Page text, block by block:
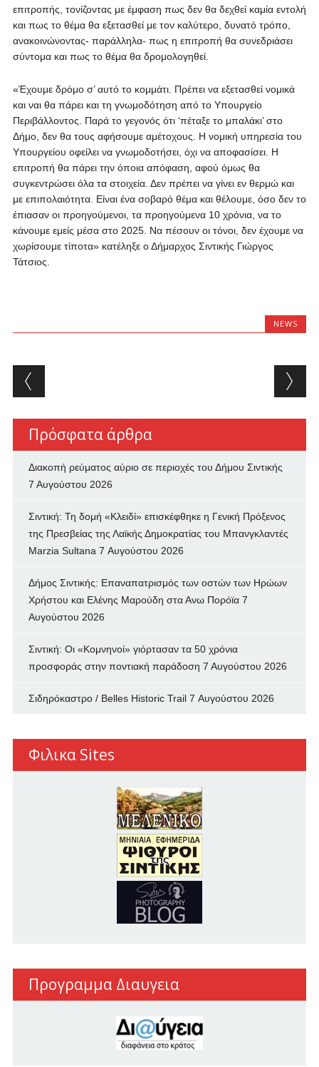
επιτροπής, τονίζοντας με έμφαση πως δεν θα δεχθεί καμία εντολή
και πως το θέμα θα εξετασθεί με τον καλύτερο, δυνατό τρόπο,
ανακοινώνοντας- παράλληλα- πως η επιτροπή θα συνεδριάσει
σύντομα και πως το θέμα θα δρομολογηθεί.
«Έχουμε δρόμο σ’ αυτό το κομμάτι. Πρέπει να εξετασθεί νομικά
και ναι θα πάρει και τη γνωμοδότηση από το Υπουργείο
Περιβάλλοντος. Παρά το γεγονός ότι ‘πέταξε το μπαλάκι’ στο
Δήμο, δεν θα τους αφήσουμε αμέτοχους. Η νομική υπηρεσία του
Υπουργείου οφείλει να γνωμοδοτήσει, όχι να αποφασίσει. Η
επιτροπή θα πάρει την όποια απόφαση, αφού όμως θα
συγκεντρώσει όλα τα στοιχεία. Δεν πρέπει να γίνει εν θερμώ και
με επιπολαιότητα. Είναι ένα σοβαρό θέμα και θέλουμε, όσο δεν το
έπιασαν οι προηγούμενοι, τα προηγούμενα 10 χρόνια, να το
κάνουμε εμείς μέσα στο 2025. Να πέσουν οι τόνοι, δεν έχουμε να
χωρίσουμε τίποτα» κατέληξε ο Δήμαρχος Σιντικής Γιώργος
Τάτσιος.
NEWS
Post navigation
Πρόσφατα άρθρα
Διακοπή ρεύματος αύριο σε περιοχές του Δήμου Σιντικής
7 Αυγούστου 2026
Σιντική: Τη δομή «Κλειδί» επισκέφθηκε η Γενική Πρόξενος
της Πρεσβείας της Λαϊκής Δημοκρατίας του Μπανγκλαντές
Marzia Sultana 7 Αυγούστου 2026
Δήμος Σιντικής: Επαναπατρισμός των oστών των Ηρώων
Χρήστου και Ελένης Μαρούδη στα Ανω Πορόϊα 7
Αυγούστου 2026
Σιντική: Οι «Κομνηνοί» γιόρτασαν τα 50 χρόνια
προσφοράς στην ποντιακή παράδοση 7 Αυγούστου 2026
Σιδηρόκαστρο / Belles Historic Trail 7 Αυγούστου 2026
Φιλικα Sites
Προγραμμα Διαυγεια